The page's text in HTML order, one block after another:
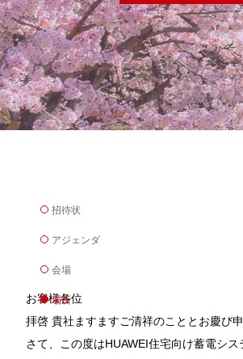
招待状
アジェンダ
会場
場所
お客様各位
拝啓 貴社ますますご清祥のこととお慶び
さて、この度はHUAWEI住宅向け蓄電シ